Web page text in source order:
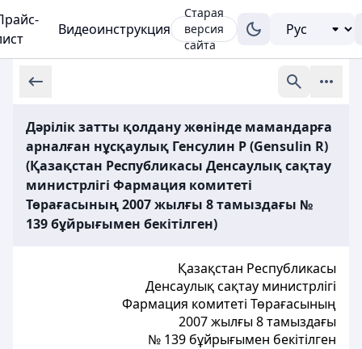
Видеоинструкция
Старая
версия
сайта
Дәрілік затты қолдану жөнінде мамандарға
арналған нұсқаулық Генсулин Р (Gensulin R)
(Қазақстан Республикасы Денсаулық сақтау
министрлігі Фармация комитеті
Төрағасының 2007 жылғы 8 тамыздағы №
139 бұйрығымен бекітілген)
Қазақстан Республикасы
Денсаулық сақтау министрлігі
Фармация комитеті Төрағасының
2007 жылғы 8 тамыздағы
№ 139 бұйрығымен бекітілген